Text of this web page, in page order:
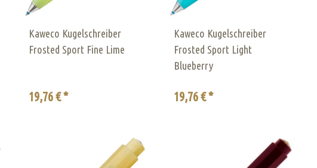
Kaweco Kugelschreiber
Frosted Sport Fine Lime
19,76 € *
Kaweco Kugelschreiber
Frosted Sport Light
Blueberry
19,76 € *